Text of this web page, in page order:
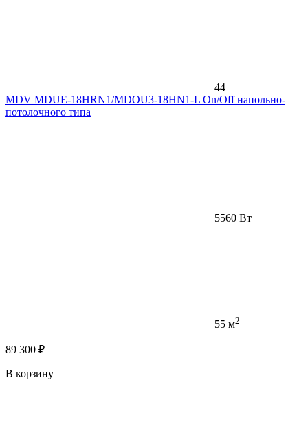
44
MDV MDUE-18HRN1/MDOU3-18HN1-L On/Off напольно-
потолочного типа
5560 Вт
55 м2
89 300 ₽
В корзину